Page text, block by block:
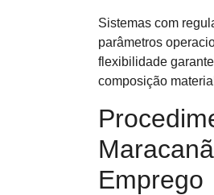
Sistemas com
parâmetros
flexibilidade
composição
Emprego